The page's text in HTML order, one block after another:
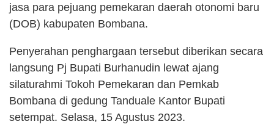
jasa para pejuang pemekaran daerah otonomi baru
(DOB) kabupaten Bombana.
Penyerahan penghargaan tersebut diberikan secara
langsung Pj Bupati Burhanudin lewat ajang
silaturahmi Tokoh Pemekaran dan Pemkab
Bombana di gedung Tanduale Kantor Bupati
setempat. Selasa, 15 Agustus 2023.